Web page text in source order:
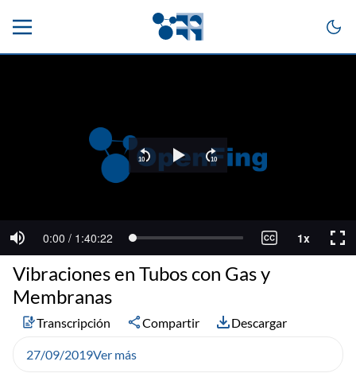
Vibraciones en Tubos con Gas y
Membranas
Transcripción Compartir Descargar
27/09/2019Ver más